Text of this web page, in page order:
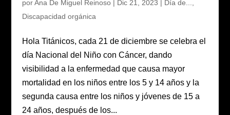
porAna De Miguel Reinoso| Dic 21, 2023 | Día de...
Discapacidad orgánica
Hola Titánicos, cada 21 de diciembre se celebra el
día Nacional del Niño con Cáncer, dando
visibilidad a la enfermedad que causa mayor
mortalidad en los niños entre los 5 y 14 años y la
segunda causa entre los niños y jóvenes de 15 a
24 años, después de los...